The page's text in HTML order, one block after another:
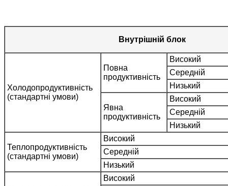
Внутрішній блок
Холодопродуктивність
(стандартні умови)
Повна
продуктивність
Середній
Явна
продуктивність
Середній
Теплопродуктивність
(стандартні умови)
Високий
Середній
Низький
Високий